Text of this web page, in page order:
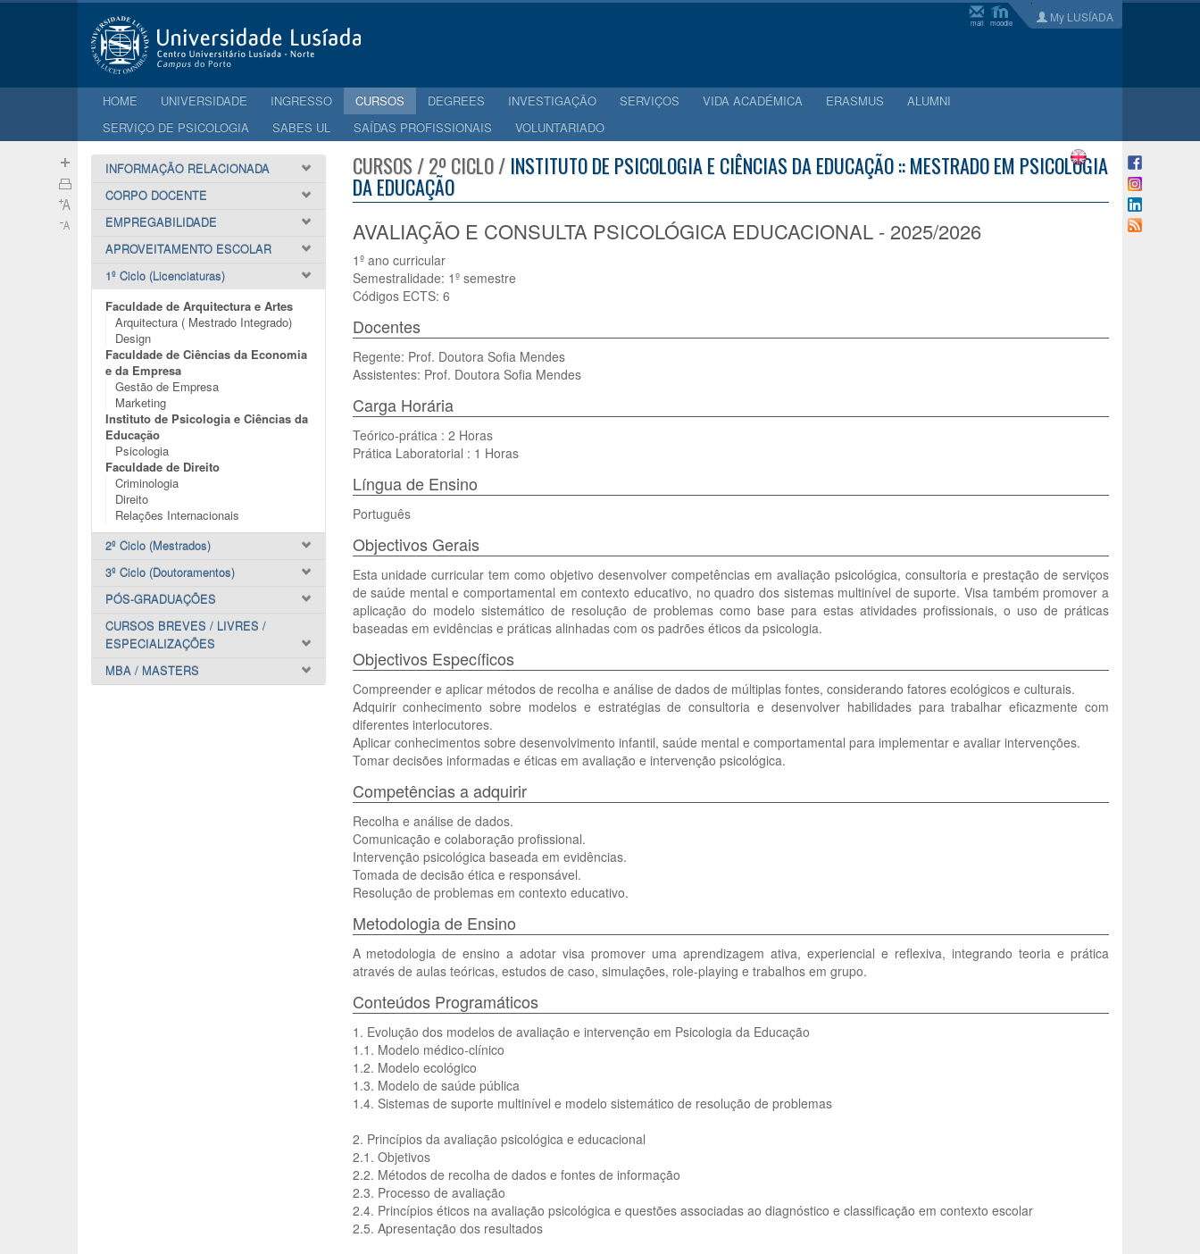
mail moodle My LUSÍADA
HOME UNIVERSIDADE INGRESSO CURSOS DEGREES INVESTIGAÇÃO SERVIÇOS VIDA ACADÉMICA ERASMUS
ALUMNI
SERVIÇO DE PSICOLOGIA
SABES UL SAÍDAS PROFISSIONAIS VOLUNTARIADO
INFORMAÇÃO RELACIONADA
CORPO DOCENTE
EMPREGABILIDADE
APROVEITAMENTO ESCOLAR
1º Ciclo (Licenciaturas)
Faculdade de Arquitectura e Artes
Arquitectura ( Mestrado Integrado)
Design
Faculdade de Ciências da Economia
e da Empresa
Gestão de Empresa
Marketing
Instituto de Psicologia e Ciências da
Educação
Psicologia
Faculdade de Direito
Criminologia
Direito
Relações Internacionais
2º Ciclo (Mestrados)
3º Ciclo (Doutoramentos)
PÓS-GRADUAÇÕES
CURSOS BREVES / LIVRES /
ESPECIALIZAÇÕES
MBA / MASTERS
CURSOS / 2º CICLO / INSTITUTO DE PSICOLOGIA E CIÊNCIAS DA EDUCAÇÃO :: MESTRADO EM PSICOLOGIA
DA EDUCAÇÃO
AVALIAÇÃO E CONSULTA PSICOLÓGICA EDUCACIONAL - 2025/2026
1º ano curricular
Semestralidade: 1º semestre
Códigos ECTS: 6
Docentes
Regente: Prof. Doutora Sofia Mendes
Assistentes: Prof. Doutora Sofia Mendes
Carga Horária
Teórico-prática : 2 Horas
Prática Laboratorial : 1 Horas
Língua de Ensino
Português
Objectivos Gerais
Esta unidade curricular tem como objetivo desenvolver competências em avaliação psicológica, consultoria e prestação de serviços
de saúde mental e comportamental em contexto educativo, no quadro dos sistemas multinível de suporte. Visa também promover a
aplicação do modelo sistemático de resolução de problemas como base para estas atividades profissionais, o uso de práticas
baseadas em evidências e práticas alinhadas com os padrões éticos da psicologia.
Objectivos Específicos
Compreender e aplicar métodos de recolha e análise de dados de múltiplas fontes, considerando fatores ecológicos e culturais.
Adquirir conhecimento sobre modelos e estratégias de consultoria e desenvolver habilidades para trabalhar eficazmente com
diferentes interlocutores.
Aplicar conhecimentos sobre desenvolvimento infantil, saúde mental e comportamental para implementar e avaliar intervenções.
Tomar decisões informadas e éticas em avaliação e intervenção psicológica.
Competências a adquirir
Recolha e análise de dados.
Comunicação e colaboração profissional.
Intervenção psicológica baseada em evidências.
Tomada de decisão ética e responsável.
Resolução de problemas em contexto educativo.
Metodologia de Ensino
A metodologia de ensino a adotar visa promover uma aprendizagem ativa, experiencial e reflexiva, integrando teoria e prática
através de aulas teóricas, estudos de caso, simulações, role-playing e trabalhos em grupo.
Conteúdos Programáticos
1. Evolução dos modelos de avaliação e intervenção em Psicologia da Educação
1.1. Modelo médico-clínico
1.2. Modelo ecológico
1.3. Modelo de saúde pública
1.4. Sistemas de suporte multinível e modelo sistemático de resolução de problemas
2. Princípios da avaliação psicológica e educacional
2.1. Objetivos
2.2. Métodos de recolha de dados e fontes de informação
2.3. Processo de avaliação
2.4. Princípios éticos na avaliação psicológica e questões associadas ao diagnóstico e classificação em contexto escolar
2.5. Apresentação dos resultados